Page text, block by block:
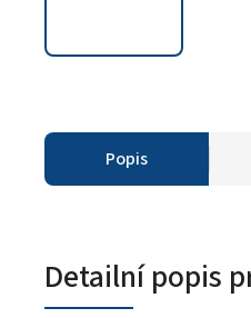
Popis
Detailní popis